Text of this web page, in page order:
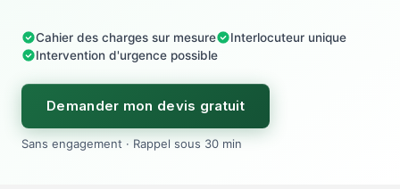
Cahier des charges sur mesure
Interlocuteur unique
Intervention d'urgence possible
Demander mon devis gratuit
Sans engagement · Rappel sous 30 min